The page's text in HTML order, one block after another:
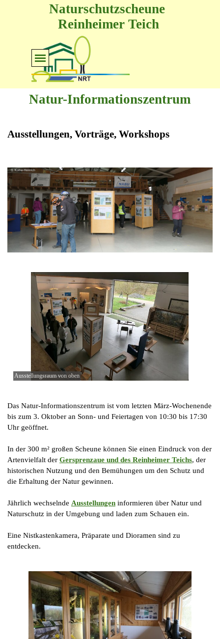
Direkt zum Seiteninhalt
Menü überspringen
Naturschutzscheune
Reinheimer Teich
Natur-Informationszentrum
Ausstellungen, Vorträge, Workshops
Ausstellungsraum von oben
Das Natur-Informationszentrum ist vom letzten März-Wochenende
bis zum 3. Oktober an Sonn- und Feiertagen von 10:30 bis 17:30
Uhr geöffnet.
In der 300 m² großen Scheune können Sie einen Eindruck von der
Artenvielfalt der Gersprenzaue und des Reinheimer Teichs, der
historischen Nutzung und den Bemühungen um den Schutz und
die Erhaltung der Natur gewinnen.
Jährlich wechselnde Ausstellungen informieren über Natur und
Naturschutz in der Umgebung und laden zum Schauen ein.
Eine Nistkastenkamera, Präparate und Dioramen sind zu
entdecken.